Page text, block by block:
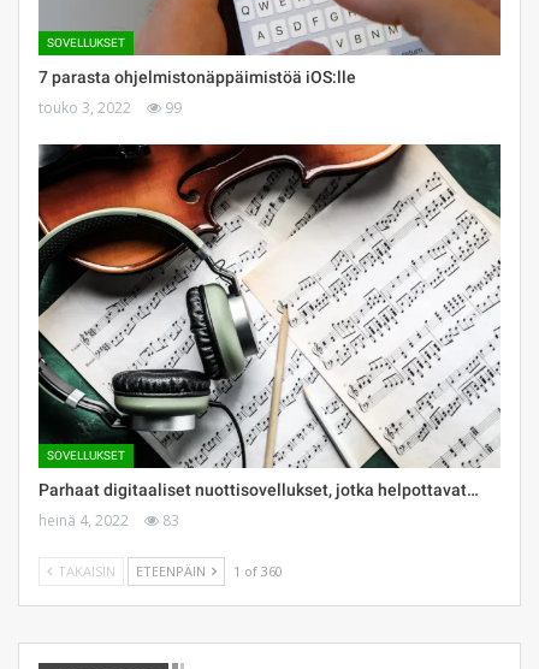
SOVELLUKSET
7 parasta ohjelmistonäppäimistöä iOS:lle
touko 3, 2022 99
SOVELLUKSET
Parhaat digitaaliset nuottisovellukset, jotka helpottavat…
heinä 4, 2022 83
TAKAISIN ETEENPÄIN 1 of 360